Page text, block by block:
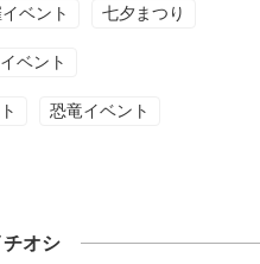
ベント 七夕まつり
ベント
恐竜イベント
オシ